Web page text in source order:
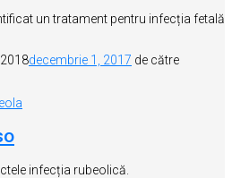
un tratament pentru infecția fetală
decembrie 1, 2017 de către
infecția rubeolică.